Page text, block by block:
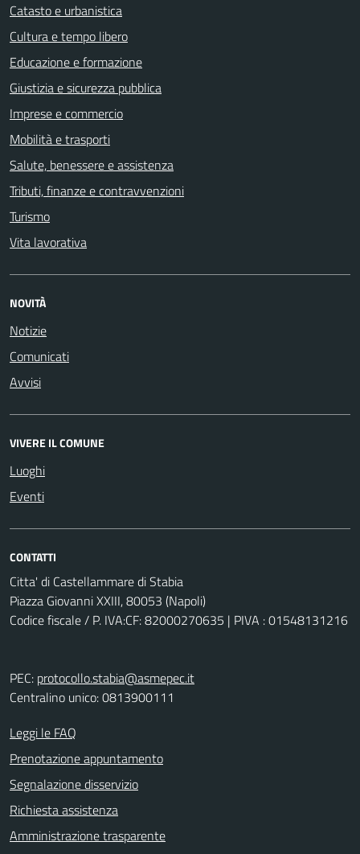
Catasto e urbanistica
Cultura e tempo libero
Educazione e formazione
Giustizia e sicurezza pubblica
Imprese e commercio
Mobilità e trasporti
Salute, benessere e assistenza
Tributi, finanze e contravvenzioni
Turismo
Vita lavorativa
NOVITÀ
Notizie
Comunicati
Avvisi
VIVERE IL COMUNE
Luoghi
Eventi
CONTATTI
Citta' di Castellammare di Stabia
Piazza Giovanni XXIII, 80053 (Napoli)
Codice fiscale / P. IVA:CF: 82000270635 | PIVA : 01548131216
PEC: protocollo.stabia@asmepec.it
Centralino unico: 0813900111
Leggi le FAQ
Prenotazione appuntamento
Segnalazione disservizio
Richiesta assistenza
Amministrazione trasparente